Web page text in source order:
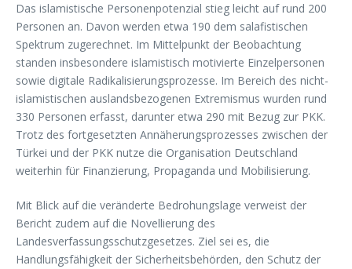
Das islamistische Personenpotenzial stieg leicht auf rund 200
Personen an. Davon werden etwa 190 dem salafistischen
Spektrum zugerechnet. Im Mittelpunkt der Beobachtung
standen insbesondere islamistisch motivierte Einzelpersonen
sowie digitale Radikalisierungsprozesse. Im Bereich des nicht-
islamistischen auslandsbezogenen Extremismus wurden rund
330 Personen erfasst, darunter etwa 290 mit Bezug zur PKK.
Trotz des fortgesetzten Annäherungsprozesses zwischen der
Türkei und der PKK nutze die Organisation Deutschland
weiterhin für Finanzierung, Propaganda und Mobilisierung.
Mit Blick auf die veränderte Bedrohungslage verweist der
Bericht zudem auf die Novellierung des
Landesverfassungsschutzgesetzes. Ziel sei es, die
Handlungsfähigkeit der Sicherheitsbehörden, den Schutz der